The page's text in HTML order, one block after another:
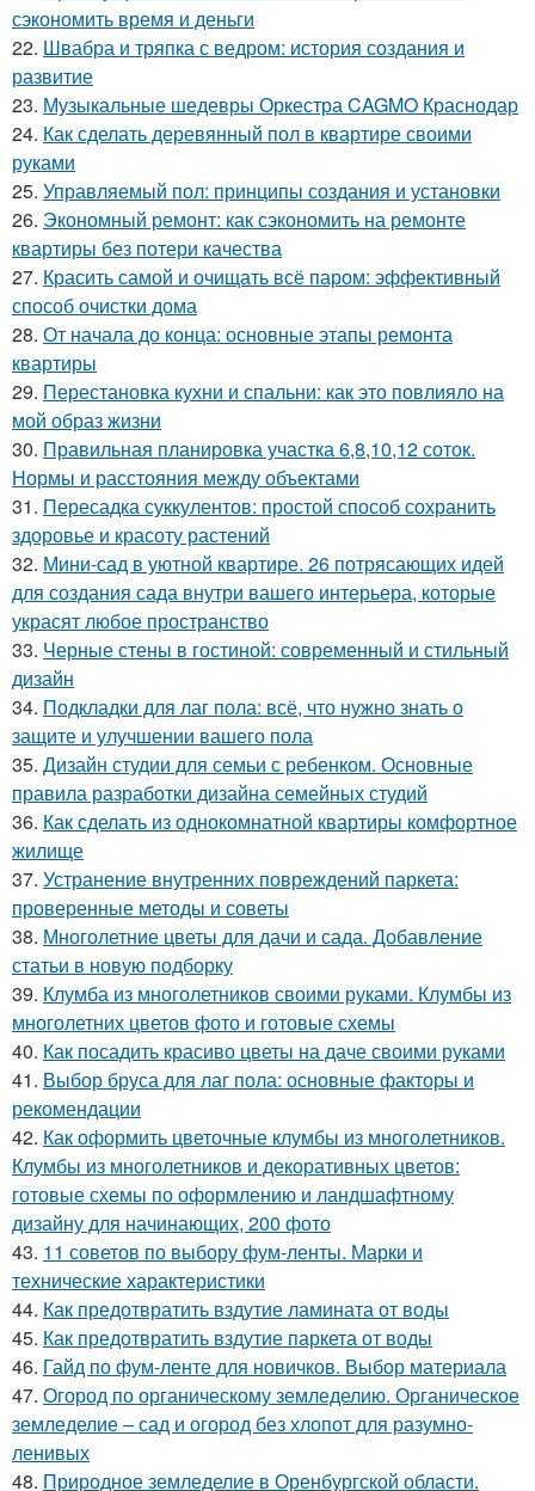
сэкономить время и деньги
22. Швабра и тряпка с ведром: история создания и
развитие
23. Музыкальные шедевры Оркестра CAGMO Краснодар
24. Как сделать деревянный пол в квартире своими
руками
25. Управляемый пол: принципы создания и установки
26. Экономный ремонт: как сэкономить на ремонте
квартиры без потери качества
27. Красить самой и очищать всё паром: эффективный
способ очистки дома
28. От начала до конца: основные этапы ремонта
квартиры
29. Перестановка кухни и спальни: как это повлияло на
мой образ жизни
30. Правильная планировка участка 6,8,10,12 соток.
Нормы и расстояния между объектами
31. Пересадка суккулентов: простой способ сохранить
здоровье и красоту растений
32. Мини-сад в уютной квартире. 26 потрясающих идей
для создания сада внутри вашего интерьера, которые
украсят любое пространство
33. Черные стены в гостиной: современный и стильный
дизайн
34. Подкладки для лаг пола: всё, что нужно знать о
защите и улучшении вашего пола
35. Дизайн студии для семьи с ребенком. Основные
правила разработки дизайна семейных студий
36. Как сделать из однокомнатной квартиры комфортное
жилище
37. Устранение внутренних повреждений паркета:
проверенные методы и советы
38. Многолетние цветы для дачи и сада. Добавление
статьи в новую подборку
39. Клумба из многолетников своими руками. Клумбы из
многолетних цветов фото и готовые схемы
40. Как посадить красиво цветы на даче своими руками
41. Выбор бруса для лаг пола: основные факторы и
рекомендации
42. Как оформить цветочные клумбы из многолетников.
Клумбы из многолетников и декоративных цветов:
готовые схемы по оформлению и ландшафтному
дизайну для начинающих, 200 фото
43. 11 советов по выбору фум-ленты. Марки и
технические характеристики
44. Как предотвратить вздутие ламината от воды
45. Как предотвратить вздутие паркета от воды
46. Гайд по фум-ленте для новичков. Выбор материала
47. Огород по органическому земледелию. Органическое
земледелие – сад и огород без хлопот для разумно-
ленивых
48. Природное земледелие в Оренбургской области.